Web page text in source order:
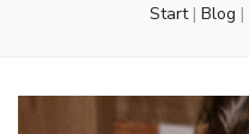
Start | Blog |